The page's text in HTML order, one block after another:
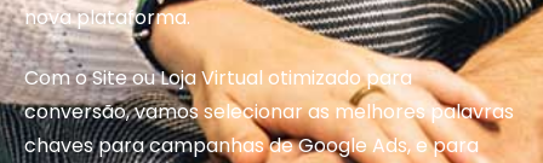
nova plataforma.
Com o Site ou Loja Virtual otimizado para
conversão, vamos selecionar as melhores palavras
chaves para campanhas de Google Ads, e para